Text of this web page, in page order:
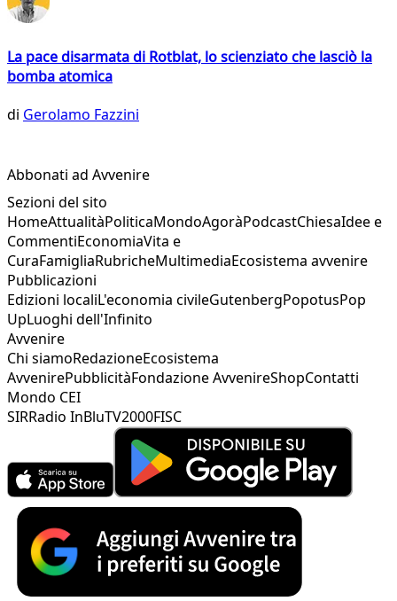
La pace disarmata di Rotblat, lo scienziato che lasciò la
bomba atomica
di Gerolamo Fazzini
Abbonati ad Avvenire
Sezioni del sito
HomeAttualitàPoliticaMondoAgoràPodcastChiesaIdee e
CommentiEconomiaVita e
CuraFamigliaRubricheMultimediaEcosistema avvenire
Pubblicazioni
Edizioni localiL'economia civileGutenbergPopotusPop
UpLuoghi dell'Infinito
Avvenire
Chi siamoRedazioneEcosistema
AvvenirePubblicitàFondazione AvvenireShopContatti
Mondo CEI
SIRRadio InBluTV2000FISC